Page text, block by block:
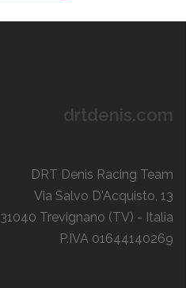
drtdenis.com
DRT Denis Racing Team
Via Salvo D'Acquisto, 13
31040 Trevignano (TV) - Italia
P.IVA 01644140269